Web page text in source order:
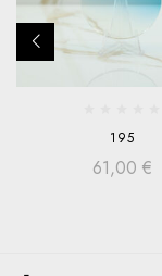
195
61,00 €